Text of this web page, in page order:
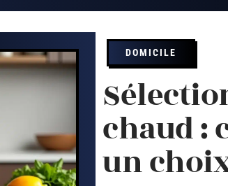
DOMICILE
chaud :
un